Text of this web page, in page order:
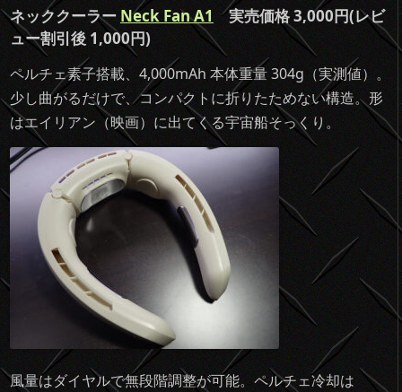
ネッククーラー Neck Fan A1実売価格 3,000円(レビ
ュー割引後 1,000円)
ペルチェ素子搭載、4,000mAh 本体重量 304g（実測値）。
少し曲がるだけで、コンパクトに折りたためない構造。形
はエイリアン（映画）に出てくる宇宙船そっくり。
風量はダイヤルで無段階調整が可能。ペルチェ冷却は